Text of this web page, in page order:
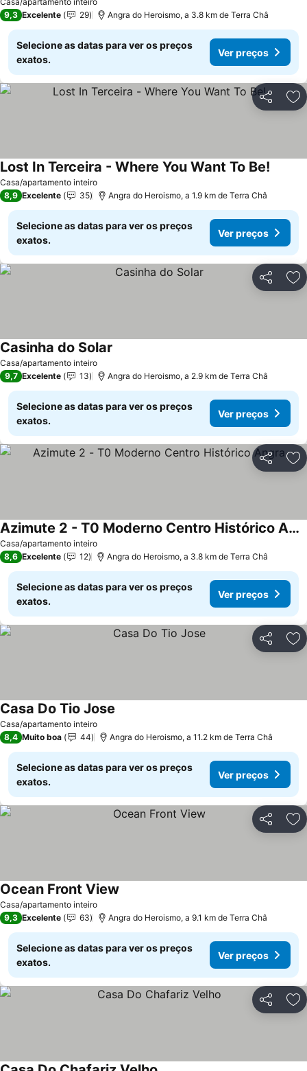
9,3 Excelente 29 Angra do Heroismo, a 3.8 km de Terra Châ
Selecione as datas para ver os preços
exatos.
Ver preços
Partilhar
Casa/apartamento inteiro
Lost In Terceira - Where You Want To Be!
8,9 Excelente 35 Angra do Heroismo, a 1.9 km de Terra Châ
Selecione as datas para ver os preços
exatos.
Ver preços
Partilhar
Casa/apartamento inteiro
Casinha do Solar
9,7 Excelente 13 Angra do Heroismo, a 2.9 km de Terra Châ
Selecione as datas para ver os preços
exatos.
Ver preços
Partilhar
Casa/apartamento inteiro
Azimute 2 - T0 Moderno Centro Histórico Angra
Ver preços
8,6 Excelente 12 Angra do Heroismo, a 3.8 km de Terra Châ
Selecione as datas para ver os preços
exatos.
Ver preços
Partilhar
Casa/apartamento inteiro
Casa Do Tio Jose
8,4 Muito boa 44 Angra do Heroismo, a 11.2 km de Terra Châ
Selecione as datas para ver os preços
exatos.
Ver preços
Partilhar
Casa/apartamento inteiro
Ocean Front View
9,3 Excelente 63 Angra do Heroismo, a 9.1 km de Terra Châ
Selecione as datas para ver os preços
exatos.
Ver preços
Partilhar